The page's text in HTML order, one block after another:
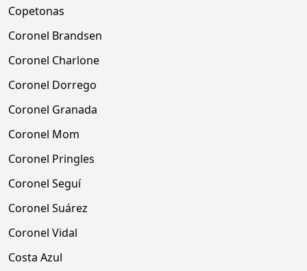
Copetonas
Coronel Brandsen
Coronel Charlone
Coronel Dorrego
Coronel Granada
Coronel Mom
Coronel Pringles
Coronel Seguí
Coronel Suárez
Coronel Vidal
Costa Azul